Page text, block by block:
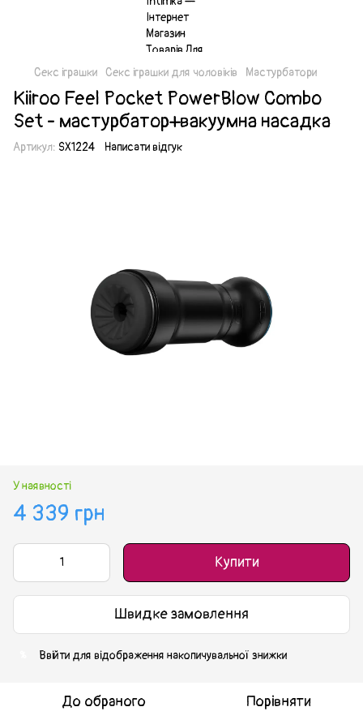
Секс іграшки Секс іграшки для чоловіків Мастурбатори
Kiiroo Feel Pocket PowerBlow Combo
Set - мастурбатор+вакуумна насадка
Артикул: SX1224 Написати відгук
У наявності
4 339 грн
Купити
Швидке замовлення
Ввійти для відображення накопичувальної знижки
До обраного Порівняти